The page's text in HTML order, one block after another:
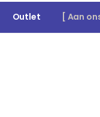
Outlet [ Aan